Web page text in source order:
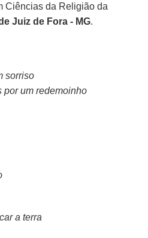
Ciências da Religião da
Juiz de Fora - MG.
sorriso
por um redemoinho
a terra